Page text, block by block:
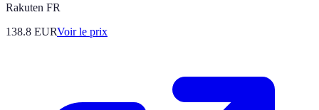
Rakuten FR
138.8 EURVoir le prix